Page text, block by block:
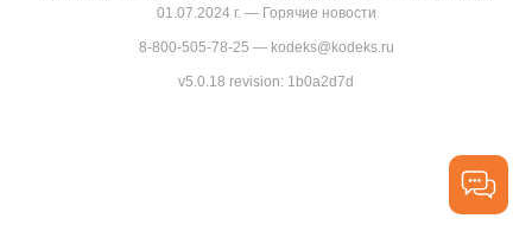
01.07.2024 г.— Горячие новости
8-800-505-78-25 — kodeks@kodeks.ru
v5.0.18 revision: 1b0a2d7d